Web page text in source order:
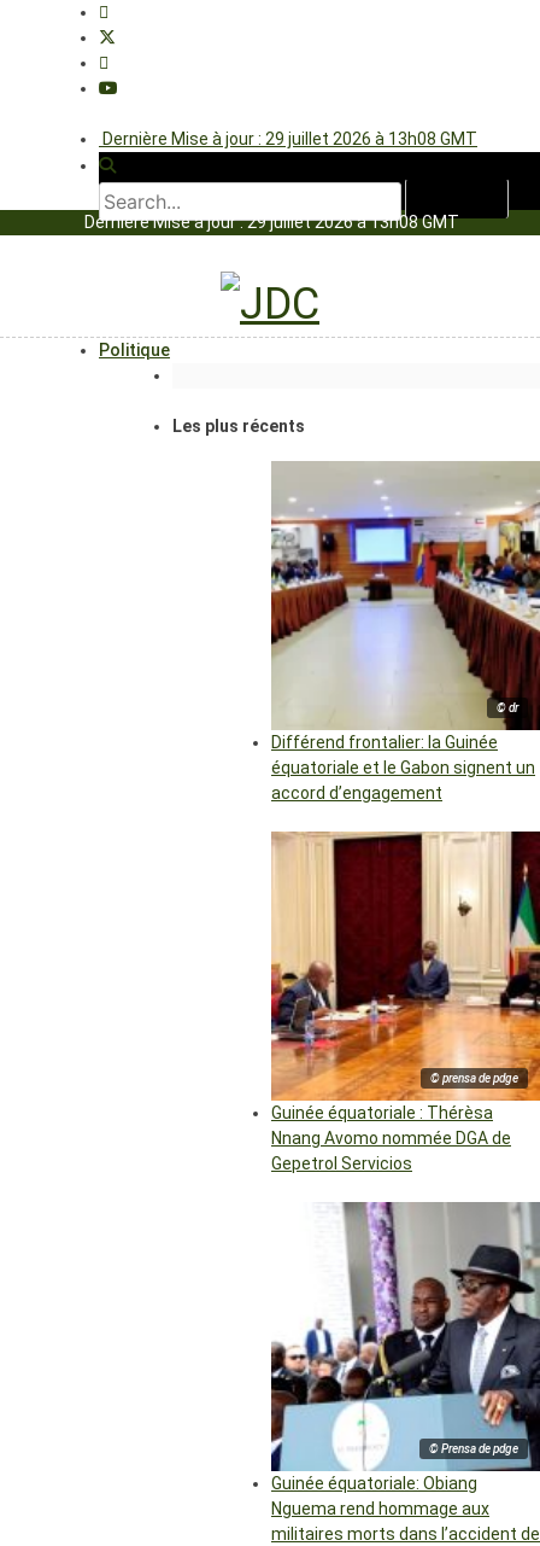
Dernière Mise à jour : 29 juillet 2026 à 13h08 GMT
Dernière Mise à jour : 29 juillet 2026 à 13h08 GMT
Politique
Les plus récents
© dr
Différend frontalier: la Guinée
équatoriale et le Gabon signent un
accord d’engagement
© prensa de pdge
Guinée équatoriale : Thérèsa
Nnang Avomo nommée DGA de
Gepetrol Servicios
© Prensa de pdge
Guinée équatoriale: Obiang
Nguema rend hommage aux
militaires morts dans l’accident de